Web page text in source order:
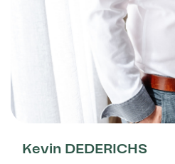
Kevin DEDERICHS